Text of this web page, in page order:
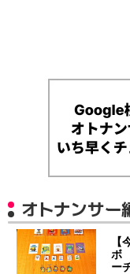
オトナンサ
ボ
ー